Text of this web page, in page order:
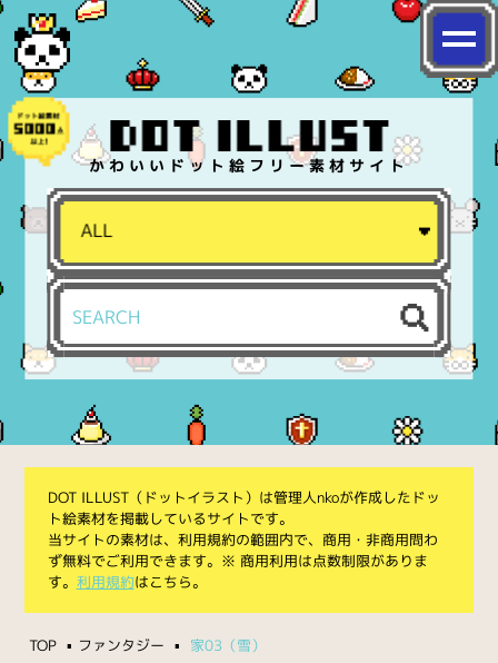
かわいいドット絵フリー素材サイト
DOT ILLUST（ドットイラスト）は管理人nkoが作成したドッ
ト絵素材を掲載しているサイトです。
当サイトの素材は、利用規約の範囲内で、商用・非商用問わ
ず無料でご利用できます。※ 商用利用は点数制限がありま
す。 利用規約はこちら。
TOP ファンタジー 家03（雪）